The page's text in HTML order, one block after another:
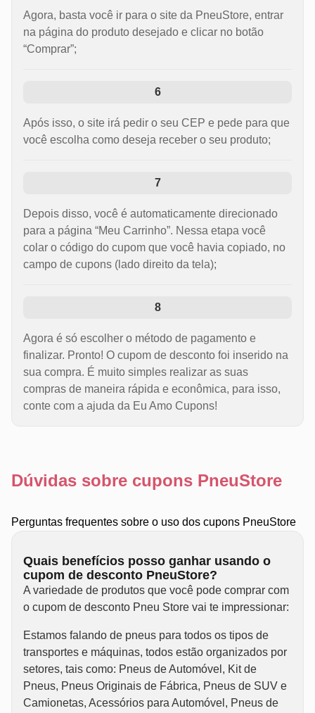
Agora, basta você ir para o site da PneuStore, entrar
na página do produto desejado e clicar no botão
“Comprar”;
6
Após isso, o site irá pedir o seu CEP e pede para que
você escolha como deseja receber o seu produto;
7
Depois disso, você é automaticamente direcionado
para a página “Meu Carrinho”. Nessa etapa você
colar o código do cupom que você havia copiado, no
campo de cupons (lado direito da tela);
8
Agora é só escolher o método de pagamento e
finalizar. Pronto! O cupom de desconto foi inserido na
sua compra. É muito simples realizar as suas
compras de maneira rápida e econômica, para isso,
conte com a ajuda da Eu Amo Cupons!
Dúvidas sobre cupons PneuStore
Perguntas frequentes sobre o uso dos cupons PneuStore
Quais benefícios posso ganhar usando o
cupom de desconto PneuStore?
A variedade de produtos que você pode comprar com
o cupom de desconto Pneu Store vai te impressionar:
Estamos falando de pneus para todos os tipos de
transportes e máquinas, todos estão organizados por
setores, tais como: Pneus de Automóvel, Kit de
Pneus, Pneus Originais de Fábrica, Pneus de SUV e
Camionetas, Acessórios para Automóvel, Pneus de